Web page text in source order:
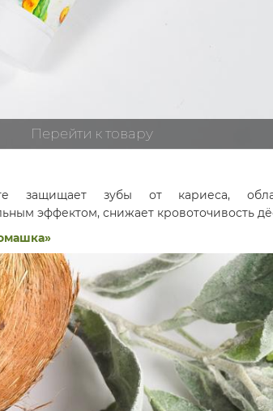
Перейти к товару
защищает зубы от кариеса,
эффектом, снижает кровоточивость